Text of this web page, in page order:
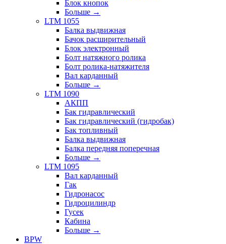
Блок кнопок
Больше →
LTM 1055
Балка выдвижная
Бачок расширительный
Блок электронный
Болт натяжного ролика
Болт ролика-натяжителя
Вал карданный
Больше →
LTM 1090
АКПП
Бак гидравлический
Бак гидравлический (гидробак)
Бак топливный
Балка выдвижная
Балка передняя поперечная
Больше →
LTM 1095
Вал карданный
Гак
Гидронасос
Гидроцилиндр
Гусек
Кабина
Больше →
BPW